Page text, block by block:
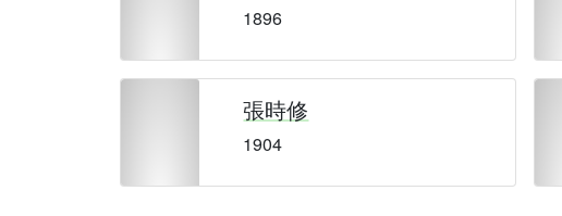
1896
張時修
1904